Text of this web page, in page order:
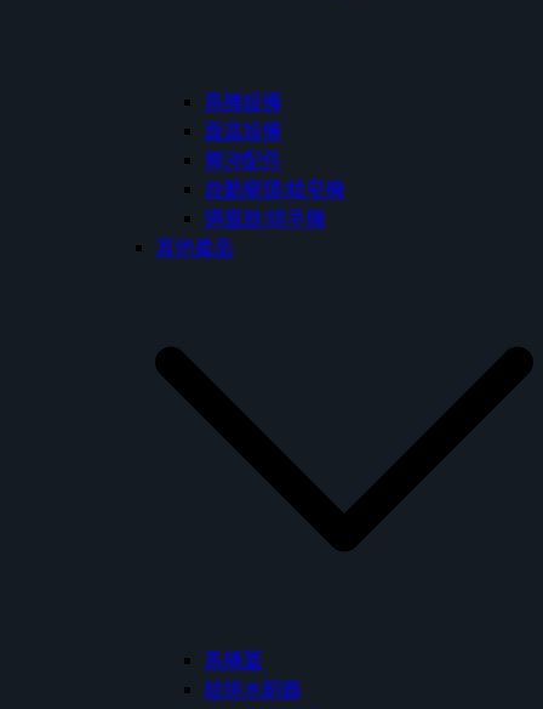
馬桶設備
面盆設備
電沖配件
自動龍頭/給皂機
通風扇/烘手機
其他產品
馬桶蓋
給排水銅器